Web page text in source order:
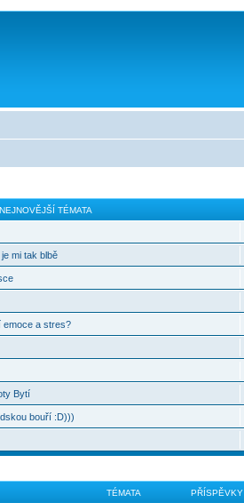
NEJNOVĚJŠÍ TÉMATA
mi tak blbě
emoce a stres?
Bytí
bouří :D)))
TÉMATA PŘÍSPĚVKY